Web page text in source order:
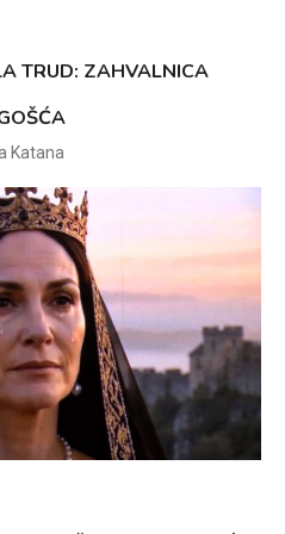
TRUD: ZAHVALNICA
Katana